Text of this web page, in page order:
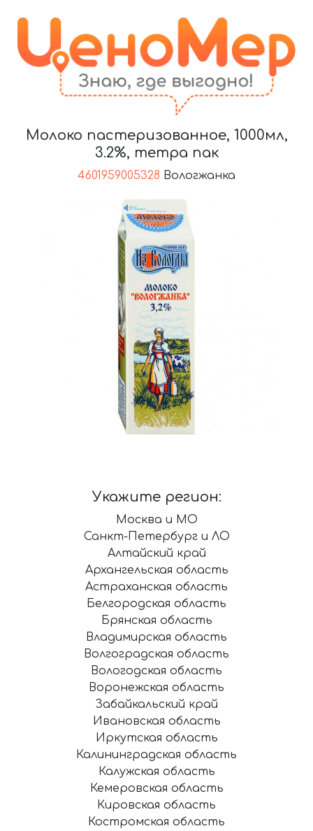
Молоко пастеризованное, 1000мл,
3.2%, тетра пак
4601959005328 Вологжанка
Укажите регион:
Москва и МО
Санкт-Петербург и ЛО
Алтайский край
Архангельская область
Астраханская область
Белгородская область
Брянская область
Владимирская область
Волгоградская область
Вологодская область
Воронежская область
Забайкальский край
Ивановская область
Иркутская область
Калининградская область
Калужская область
Кемеровская область
Кировская область
Костромская область